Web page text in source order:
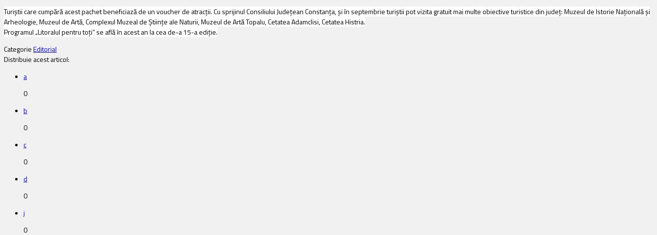
Turiştii care cumpără acest pachet beneficiază de un voucher de atracţii. Cu sprijinul Consiliului Judeţean Constanţa, şi în septembrie turiştii pot vizita gratuit mai multe obiective turistice din judeţ: Muzeul de Istorie Naţională şi
Arheologie, Muzeul de Artă, Complexul Muzeal de Ştiinţe ale Naturii, Muzeul de Artă Topalu, Cetatea Adamclisi, Cetatea Histria.
Programul „Litoralul pentru toţi” se află în acest an la cea de-a 15-a ediţie.
CategorieEditorial
Distribuie acest articol:
a
0
b
0
c
0
d
0
j
0